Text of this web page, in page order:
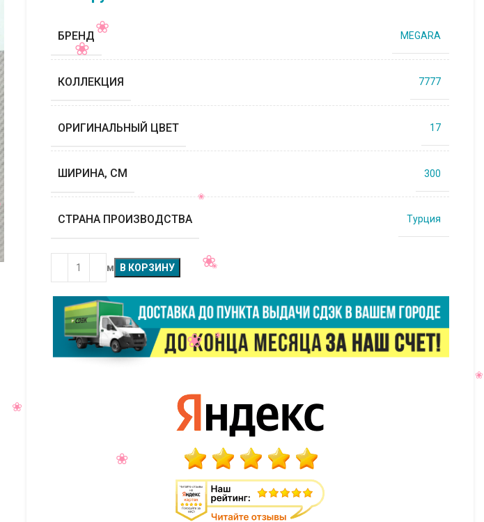
БРЕНД MEGARA
КОЛЛЕКЦИЯ 7777
ОРИГИНАЛЬНЫЙ ЦВЕТ 17
ШИРИНА, СМ 300
СТРАНА ПРОИЗВОДСТВА Турция
м В КОРЗИНУ